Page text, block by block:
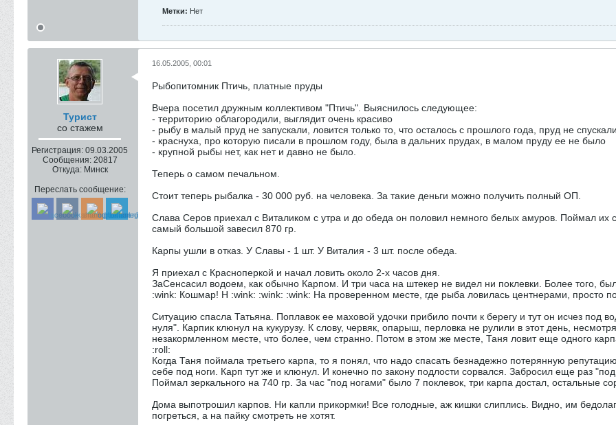
Метки: Нет
Турист
со стажем
Регистрация: 09.03.2005
Сообщения: 20817
Откуда: Минск
Переслать сообщение:
16.05.2005, 00:01
Рыбопитомник Птичь, платные пруды
Вчера посетил дружным коллективом "Птичь". Выяснилось следующее:
- территорию облагородили, выглядит очень красиво
- рыбу в малый пруд не запускали, ловится только то, что осталось с прошлого года, пруд не
- краснуха, про которую писали в прошлом году, была в дальних прудах, в малом пруду ее не было
- крупной рыбы нет, как нет и давно не было.
Теперь о самом печальном.
Стоит теперь рыбалка - 30 000 руб. на человека. За такие деньги можно получить полный ОП.
Слава Серов приехал с Виталиком с утра и до обеда он половил немного белых амуров. Поймал их
самый большой завесил 870 гр.
Карпы ушли в отказ. У Славы - 1 шт. У Виталия - 3 шт. после обеда.
Я приехал с Красноперкой и начал ловить около 2-х часов дня.
ЗаСенсасил водоем, как обычно Карпом. И три часа на штекер не видел ни поклевки. Более того,
:wink: Кошмар! Н :wink: :wink: :wink: На проверенном месте, где рыба ловилась центнерами, просто
Ситуацию спасла Татьяна. Поплавок ее маховой удочки прибило почти к берегу и тут он исчез под
нуля". Карпик клюнул на кукурузу. К слову, червяк, опарыш, перловка не рулили в этот день,
незакормленном месте, что более, чем странно. Потом в этом же месте, Таня ловит еще одного
:roll:
Когда Таня поймала третьего карпа, то я понял, что надо спасать безнадежно потерянную
себе под ноги. Карп тут же и клюнул. И конечно по закону подлости сорвался. Забросил еще раз
Поймал зеркального на 740 гр. За час "под ногами" было 7 поклевок, три карпа достал, остальные
Дома выпотрошил карпов. Ни капли прикормки! Все голодные, аж кишки слиплись. Видно, им
погреться, а на пайку смотреть не хотят.